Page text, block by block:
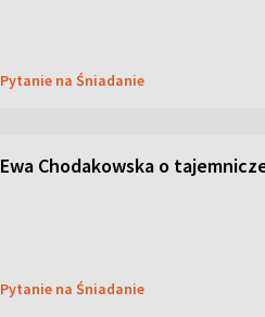
Pytanie na Śniadanie
Ewa Chodakowska o
Pytanie na Śniadanie